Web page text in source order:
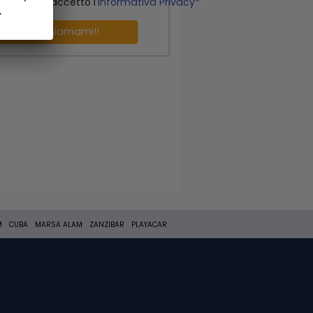
Richiamami!!
CUBA MARSA ALAM ZANZIBAR PLAYACAR